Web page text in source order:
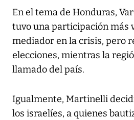
En el tema de Honduras,
tuvo una participación más
mediador en la crisis, pero
elecciones, mientras la
llamado del país.
Igualmente, Martinelli
los israelíes, a quienes